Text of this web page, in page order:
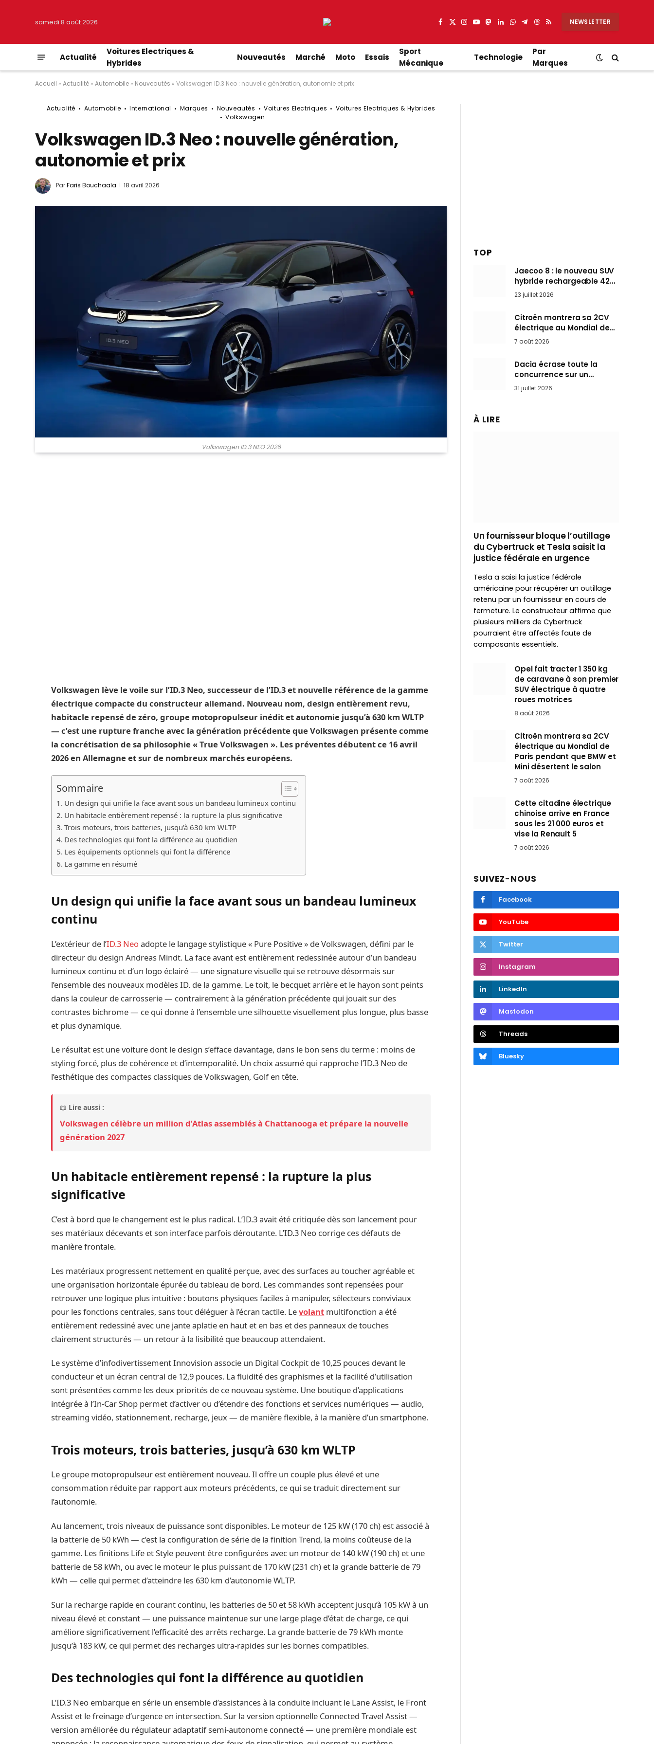
samedi 8 août 2026 Facebook
X
Instagram
YouTube
Mastodon
LinkedIn
WhatsApp
Partager
Telegram
Threads
RSS NEWSLETTER
Actualité
Voitures Electriques &
Hybrides
Nouveautés Marché Moto Essais
Sport
Mécanique
Technologie
Par
Marques
Accueil » Actualité » Automobile » Nouveautés » Volkswagen ID.3 Neo : nouvelle génération, autonomie et prix
Actualité Automobile International Marques Nouveautés Voitures Electriques
Voitures Electriques & Hybrides
Volkswagen
Volkswagen ID.3 Neo : nouvelle génération,
autonomie et prix
ParFaris Bouchaala 18 avril 2026
Volkswagen ID.3 NEO 2026
Volkswagen lève le voile sur l’ID.3 Neo, successeur de l’ID.3 et nouvelle référence de la gamme
électrique compacte du constructeur allemand. Nouveau nom, design entièrement revu,
habitacle repensé de zéro, groupe motopropulseur inédit et autonomie jusqu’à 630 km WLTP
— c’est une rupture franche avec la génération précédente que Volkswagen présente comme
la concrétisation de sa philosophie « True Volkswagen ». Les préventes débutent ce 16 avril
2026 en Allemagne et sur de nombreux marchés européens.
Sommaire
Un design qui unifie la face avant sous un bandeau lumineux continu
Un habitacle entièrement repensé : la rupture la plus significative
Trois moteurs, trois batteries, jusqu’à 630 km WLTP
Des technologies qui font la différence au quotidien
Les équipements optionnels qui font la différence
La gamme en résumé
Un design qui unifie la face avant sous un bandeau lumineux
continu
L’extérieur de l’ID.3 Neoadopte le langage stylistique « Pure Positive » de Volkswagen, défini par le
directeur du design Andreas Mindt. La face avant est entièrement redessinée autour d’un bandeau
lumineux continu et d’un logo éclairé — une signature visuelle qui se retrouve désormais sur
l’ensemble des nouveaux modèles ID. de la gamme. Le toit, le becquet arrière et le hayon sont peints
dans la couleur de carrosserie — contrairement à la génération précédente qui jouait sur des
contrastes bichrome — ce qui donne à l’ensemble une silhouette visuellement plus longue, plus basse
et plus dynamique.
Le résultat est une voiture dont le design s’efface davantage, dans le bon sens du terme : moins de
styling forcé, plus de cohérence et d’intemporalité. Un choix assumé qui rapproche l’ID.3 Neo de
l’esthétique des compactes classiques de Volkswagen, Golf en tête.
📖 Lire aussi :
Volkswagen célèbre un million d’Atlas assemblés à Chattanooga et prépare la nouvelle
génération 2027
Un habitacle entièrement repensé : la rupture la plus
significative
C’est à bord que le changement est le plus radical. L’ID.3 avait été critiquée dès son lancement pour
ses matériaux décevants et son interface parfois déroutante. L’ID.3 Neo corrige ces défauts de
manière frontale.
Les matériaux progressent nettement en qualité perçue, avec des surfaces au toucher agréable et
une organisation horizontale épurée du tableau de bord. Les commandes sont repensées pour
retrouver une logique plus intuitive : boutons physiques faciles à manipuler, sélecteurs conviviaux
pour les fonctions centrales, sans tout déléguer à l’écran tactile. Levolant multifonction a été
entièrement redessiné avec une jante aplatie en haut et en bas et des panneaux de touches
clairement structurés — un retour à la lisibilité que beaucoup attendaient.
Le système d’infodivertissement Innovision associe un Digital Cockpit de 10,25 pouces devant le
conducteur et un écran central de 12,9 pouces. La fluidité des graphismes et la facilité d’utilisation
sont présentées comme les deux priorités de ce nouveau système. Une boutique d’applications
intégrée à l’In-Car Shop permet d’activer ou d’étendre des fonctions et services numériques — audio,
streaming vidéo, stationnement, recharge, jeux — de manière flexible, à la manière d’un smartphone.
Trois moteurs, trois batteries, jusqu’à 630 km WLTP
Le groupe motopropulseur est entièrement nouveau. Il offre un couple plus élevé et une
consommation réduite par rapport aux moteurs précédents, ce qui se traduit directement sur
l’autonomie.
Au lancement, trois niveaux de puissance sont disponibles. Le moteur de 125 kW (170 ch) est associé à
la batterie de 50 kWh — c’est la configuration de série de la finition Trend, la moins coûteuse de la
gamme. Les finitions Life et Style peuvent être configurées avec un moteur de 140 kW (190 ch) et une
batterie de 58 kWh, ou avec le moteur le plus puissant de 170 kW (231 ch) et la grande batterie de 79
kWh — celle qui permet d’atteindre les 630 km d’autonomie WLTP.
Sur la recharge rapide en courant continu, les batteries de 50 et 58 kWh acceptent jusqu’à 105 kW à un
niveau élevé et constant — une puissance maintenue sur une large plage d’état de charge, ce qui
améliore significativement l’efficacité des arrêts recharge. La grande batterie de 79 kWh monte
jusqu’à 183 kW, ce qui permet des recharges ultra-rapides sur les bornes compatibles.
Des technologies qui font la différence au quotidien
L’ID.3 Neo embarque en série un ensemble d’assistances à la conduite incluant le Lane Assist, le Front
Assist et le freinage d’urgence en intersection. Sur la version optionnelle Connected Travel Assist —
version améliorée du régulateur adaptatif semi-autonome connecté — une première mondiale est
TOP
Jaecoo 8 : le nouveau SUV
hybride rechargeable 428
ch qui vise l’Audi Q7 arrive
en Europe cet automne
23 juillet 2026
Citroën montrera sa 2CV
électrique au Mondial de
Paris pendant que BMW et
7 août 2026
Dacia écrase toute la
concurrence sur un
marché où personne ne
l’attendait
31 juillet 2026
À LIRE
Un fournisseur bloque l’outillage
du Cybertruck et Tesla saisit la
justice fédérale en urgence
Tesla a saisi la justice fédérale
américaine pour récupérer un outillage
retenu par un fournisseur en cours de
fermeture. Le constructeur affirme que
plusieurs milliers de Cybertruck
pourraient être affectés faute de
composants essentiels.
Opel fait tracter 1 350 kg
de caravane à son premier
SUV électrique à quatre
roues motrices
8 août 2026
Citroën montrera sa 2CV
électrique au Mondial de
Paris pendant que BMW et
Mini désertent le salon
7 août 2026
Cette citadine électrique
chinoise arrive en France
sous les 21 000 euros et
vise la Renault 5
7 août 2026
SUIVEZ-NOUS
Facebook
YouTube
Twitter
Instagram
LinkedIn
Mastodon
Threads
Bluesky